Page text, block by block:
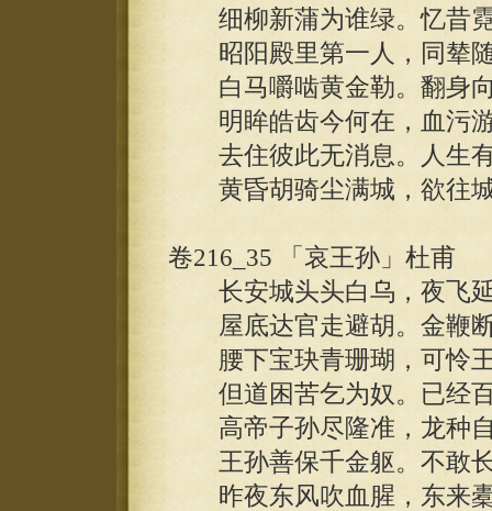
细柳新蒲为谁绿。忆昔霓
昭阳殿里第一人，同辇随
白马嚼啮黄金勒。翻身向
明眸皓齿今何在，血污游
去住彼此无消息。人生有
黄昏胡骑尘满城，欲往
卷216_35 「哀王孙」杜甫
长安城头头白乌，夜飞延
屋底达官走避胡。金鞭断
腰下宝玦青珊瑚，可怜王
但道困苦乞为奴。已经百
高帝子孙尽隆准，龙种自
王孙善保千金躯。不敢长
昨夜东风吹血腥，东来橐